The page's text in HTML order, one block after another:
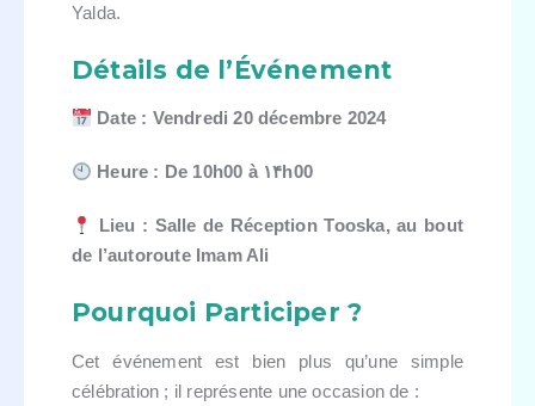
Yalda.
Détails de l’Événement
Date : Vendredi 20 décembre 2024
Heure : De 10h00 à ۱۴h00
Lieu : Salle de Réception Tooska, au bout
de l’autoroute Imam Ali
Pourquoi Participer ?
Cet événement est bien plus qu’une simple
célébration ; il représente une occasion de :